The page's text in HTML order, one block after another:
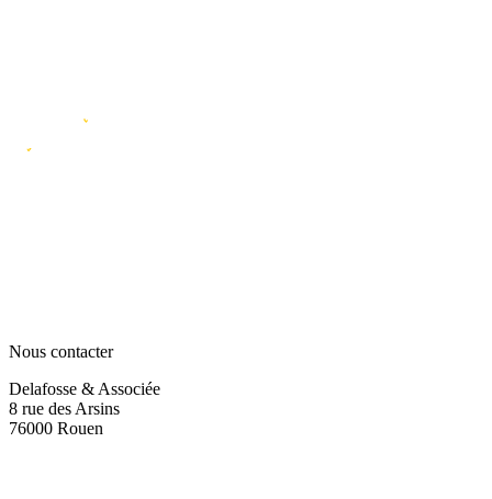
Nous contacter
Delafosse & Associée
8 rue des Arsins
76000 Rouen